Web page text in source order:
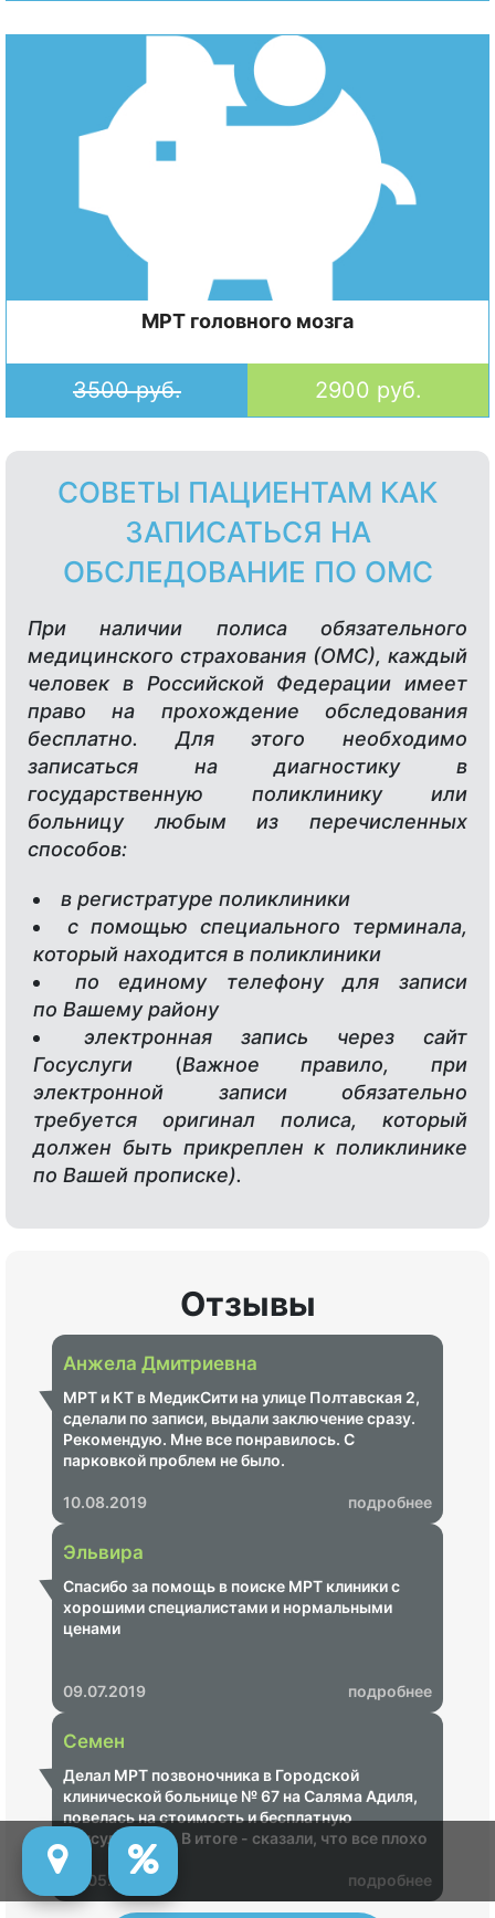
МРТ головного мозга
3500 руб. 2900 руб.
СОВЕТЫ ПАЦИЕНТАМ КАК
ЗАПИСАТЬСЯ НА
ОБСЛЕДОВАНИЕ ПО ОМС
При наличии полиса обязательного
медицинского страхования (ОМС), каждый
человек в Российской Федерации имеет
право на прохождение обследования
бесплатно. Для этого необходимо
записаться на диагностику в
государственную поликлинику или
больницу любым из перечисленных
способов:
в регистратуре поликлиники
с помощью специального терминала,
который находится в поликлиники
по единому телефону для записи
по Вашему району
электронная запись через сайт
Госуслуги (Важное правило, при
электронной записи обязательно
требуется оригинал полиса, который
должен быть прикреплен к поликлинике
по Вашей прописке).
Отзывы
Анжела Дмитриевна
МРТ и КТ в МедикСити на улице Полтавская 2,
сделали по записи, выдали заключение сразу.
Рекомендую. Мне все понравилось. С
парковкой проблем не было.
10.08.2019 подробнее
Эльвира
Спасибо за помощь в поиске МРТ клиники с
хорошими специалистами и нормальными
ценами
09.07.2019 подробнее
Семен
Делал МРТ позвоночника в Городской
клинической больнице № 67 на Саляма Адиля,
повелась на стоимость и бесплатную
консультацию. В итоге - сказали, что все плохо
и надо срочно пройти лечение, озвучили ценник
на 68 000 рублей. Показал своему неврологу -
итог - МРТ не информативное, пришлось
20.05.2019 подробнее